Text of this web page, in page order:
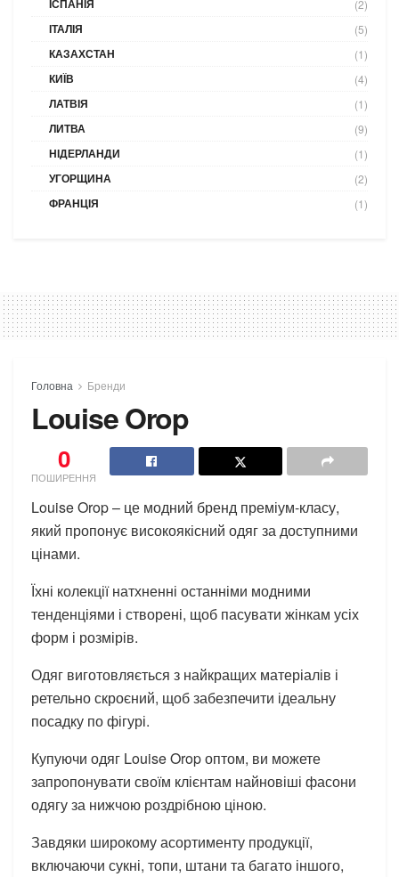
ІСПАНІЯ (2)
ІТАЛІЯ (5)
КАЗАХСТАН (1)
КИЇВ (4)
ЛАТВІЯ (1)
ЛИТВА (9)
НІДЕРЛАНДИ (1)
УГОРЩИНА (2)
ФРАНЦІЯ (1)
Головна Бренди
Louise Orop
0
ПОШИРЕННЯ
Louise Orop – це модний бренд преміум-класу,
який пропонує високоякісний одяг за доступними
цінами.
Їхні колекції натхненні останніми модними
тенденціями і створені, щоб пасувати жінкам усіх
форм і розмірів.
Одяг виготовляється з найкращих матеріалів і
ретельно скроєний, щоб забезпечити ідеальну
посадку по фігурі.
Купуючи одяг Louise Orop оптом, ви можете
запропонувати своїм клієнтам найновіші фасони
одягу за нижчою роздрібною ціною.
Завдяки широкому асортименту продукції,
включаючи сукні, топи, штани та багато іншого,